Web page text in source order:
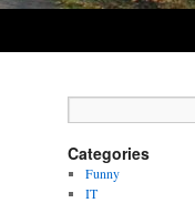
Categories
Funny
IT